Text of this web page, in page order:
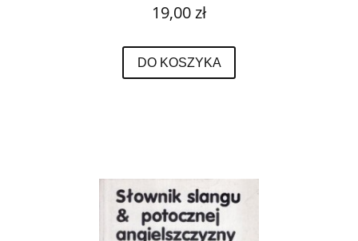
19,00 zł
DO KOSZYKA